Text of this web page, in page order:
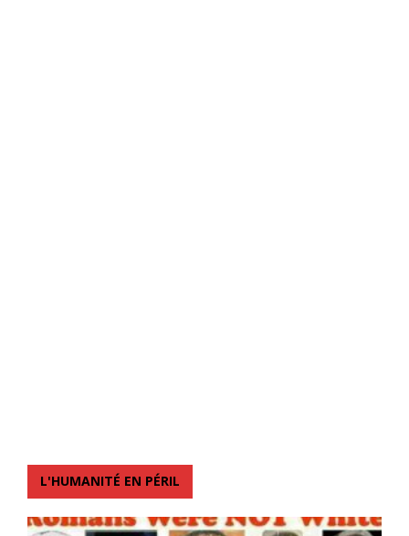
L'HUMANITÉ EN PÉRIL